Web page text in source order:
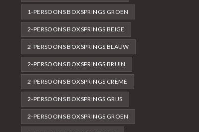
1-PERSOONS BOXSPRINGS GROEN
2-PERSOONS BOXSPRINGS BEIGE
2-PERSOONS BOXSPRINGS BLAUW
2-PERSOONS BOXSPRINGS BRUIN
2-PERSOONS BOXSPRINGS CRÈME
2-PERSOONS BOXSPRINGS GRIJS
2-PERSOONS BOXSPRINGS GROEN